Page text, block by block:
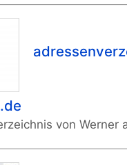
von Werner